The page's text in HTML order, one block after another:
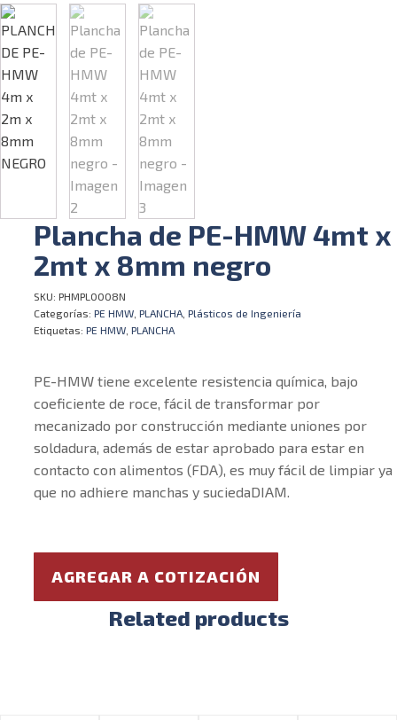
Plancha de PE-HMW 4mt x
2mt x 8mm negro
SKU: PHMPL0008N
Categorías: PE HMW PLANCHA Plásticos de Ingeniería
Etiquetas: PE HMW PLANCHA
PE-HMW tiene excelente resistencia química, bajo
coeficiente de roce, fácil de transformar por
mecanizado por construcción mediante uniones por
soldadura, además de estar aprobado para estar en
contacto con alimentos (FDA), es muy fácil de limpiar ya
que no adhiere manchas y suciedaDIAM.
AGREGAR A COTIZACIÓN
Related products